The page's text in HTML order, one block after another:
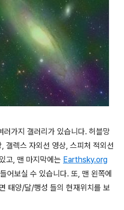
러가지 갤러리가 있습니다. 허블망
갤렉스 자외선 영상, 스피처 적외선
고, 맨 마지막에는 Earthsky.org
어보실 수 있습니다. 또, 맨 왼쪽에
태양/달/행성 들의 현재위치를 보